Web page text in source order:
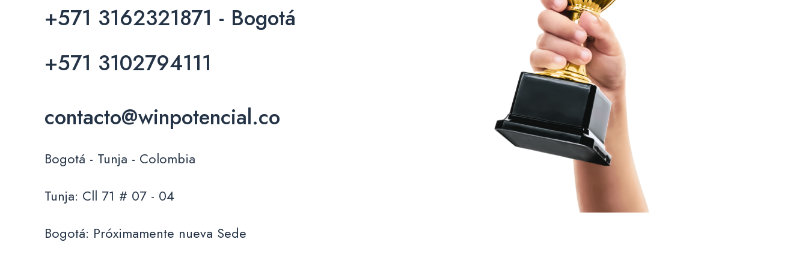
+571 3162321871 - Bogotá
+571 3102794111
contacto@winpotencial.co
Bogotá - Tunja - Colombia
Tunja: Cll 71 # 07 - 04
Bogotá: Próximamente nueva Sede